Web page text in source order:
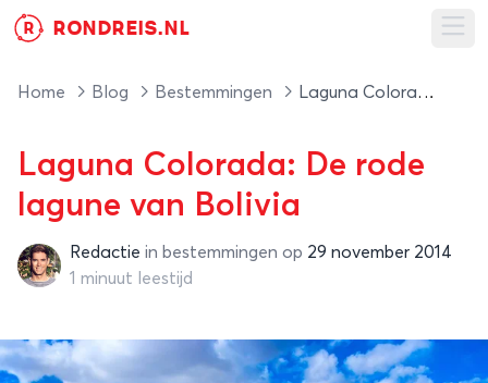
R RONDREIS.NL
Home Blog Bestemmingen Laguna Colorada: De rode lagune van Bolivia
Laguna Colorada: De rode
lagune van Bolivia
RedactieRedactie in bestemmingen op 29 november 2014
1 minuut leestijd